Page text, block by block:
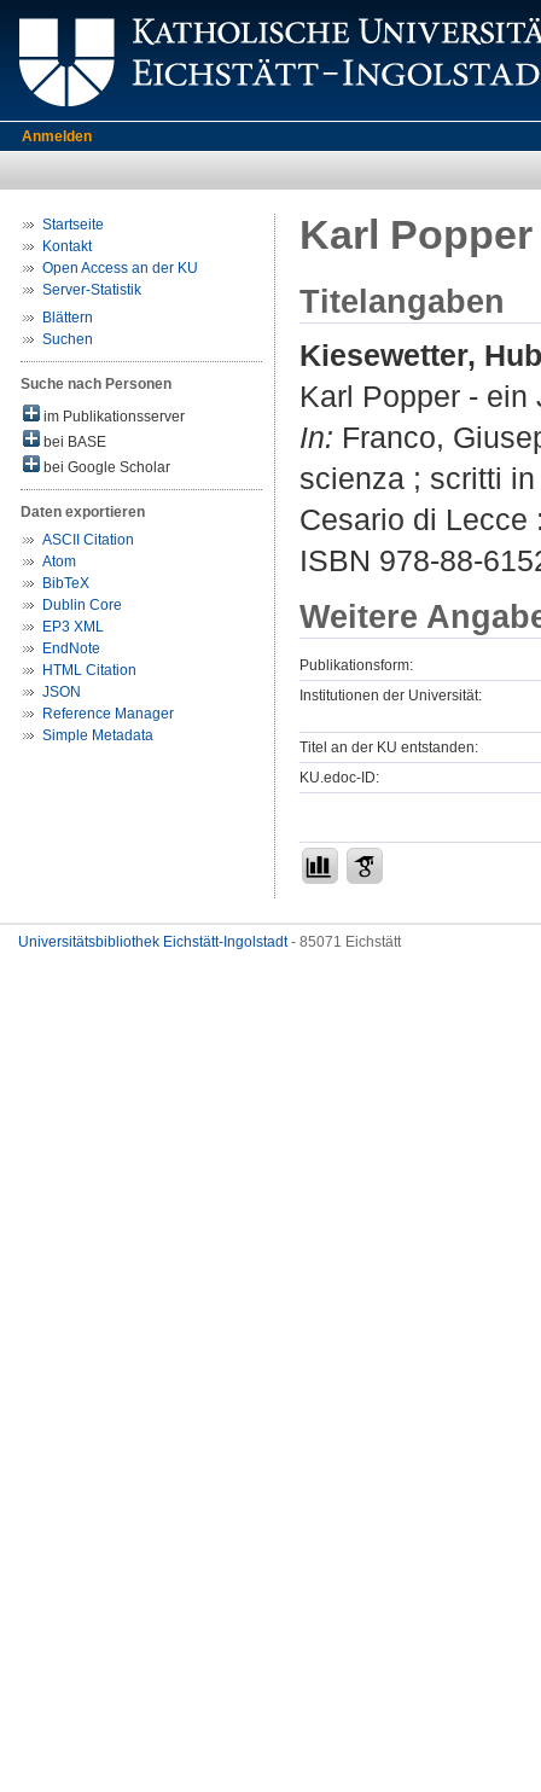
Anmelden
Startseite
Kontakt
Open Access an der KU
Server-Statistik
Blättern
Suchen
Suche nach Personen
im Publikationsserver
bei BASE
bei Google Scholar
Daten exportieren
ASCII Citation
Atom
BibTeX
Dublin Core
EP3 XML
EndNote
HTML Citation
JSON
Reference Manager
Simple Metadata
Karl
Titelangaben
Kiesewetter,
Karl Popper - ein
In: Franco,
scienza ; scritti
Cesario di Lecce
ISBN 978-88-
Weitere
Publikationsform:
Institutionen der Universität:
Titel an der KU entstanden:
KU.edoc-ID:
Universitätsbibliothek Eichstätt-Ingolstadt- 85071 Eichstätt